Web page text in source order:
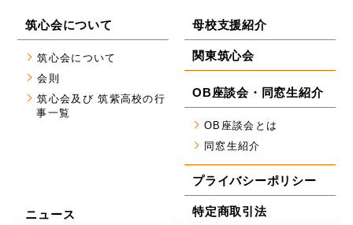
筑心会について
筑心会について
会則
筑心会及び 筑紫高校の行
事一覧
母校支援紹介
関東筑心会
OB座談会・同窓生紹介
OB座談会とは
同窓生紹介
プライバシーポリシー
特定商取引法
ニュース